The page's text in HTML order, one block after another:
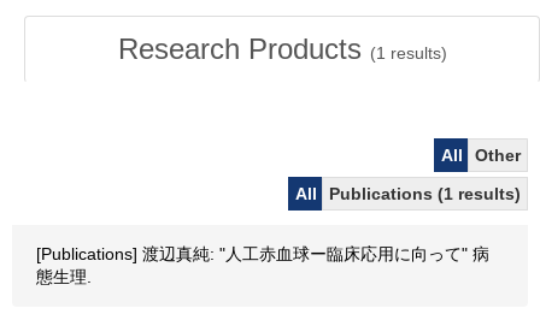
Research Products (1 results)
All
Other
All
Publications (1 results)
[Publications] 渡辺真純: "人工赤血球ー臨床応用に向って" 病
態生理.